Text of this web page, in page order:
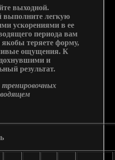
выходной.
выполните легкую
ускорениями в ее
периода вам
теряете форму,
ощущения. К
и
результат.
тренировочных